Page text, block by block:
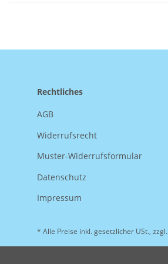
Rechtliches
AGB
Widerrufsrecht
Muster-Widerrufsformular
Datenschutz
Impressum
* Alle Preise inkl. gesetzlicher USt., zzgl.